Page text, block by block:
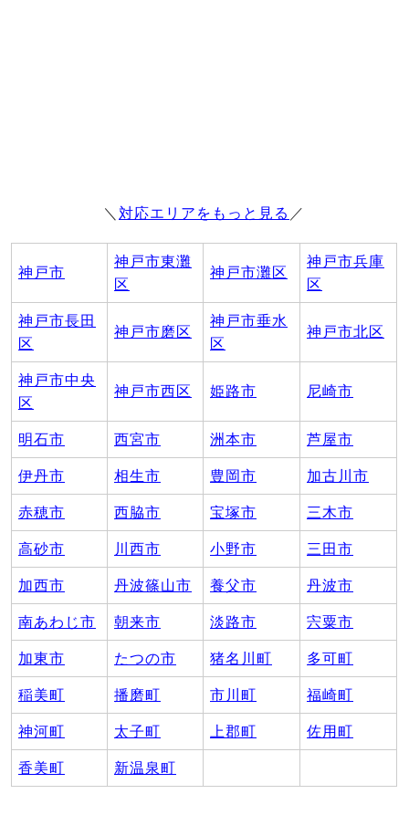
＼ 対応エリアをもっと見る ／
神戸市
神戸市東灘
区
神戸市灘区
神戸市兵庫
区
神戸市長田
区
神戸市磨区
神戸市垂水
区
神戸市北区
神戸市中央
区
神戸市西区 姫路市 尼崎市
明石市 西宮市 洲本市 芦屋市
伊丹市 相生市 豊岡市 加古川市
赤穂市 西脇市 宝塚市 三木市
高砂市 川西市 小野市 三田市
加西市 丹波篠山市 養父市 丹波市
南あわじ市 朝来市 淡路市 宍粟市
加東市 たつの市 猪名川町 多可町
稲美町 播磨町 市川町 福崎町
神河町 太子町 上郡町 佐用町
香美町 新温泉町